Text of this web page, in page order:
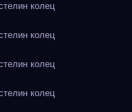
колец
колец
колец
колец